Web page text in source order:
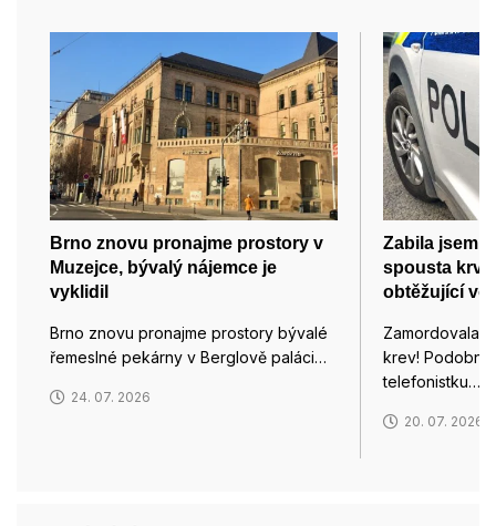
Brno znovu pronajme prostory v
Muzejce, bývalý nájemce je
vyklidil
Brno znovu pronajme prostory bývalé
řemeslné pekárny v Berglově paláci…
24. 07. 2026
Zabila jsem
spousta
obtěžující
Zamordovala
krev!
telefonistku…
20. 07. 2026